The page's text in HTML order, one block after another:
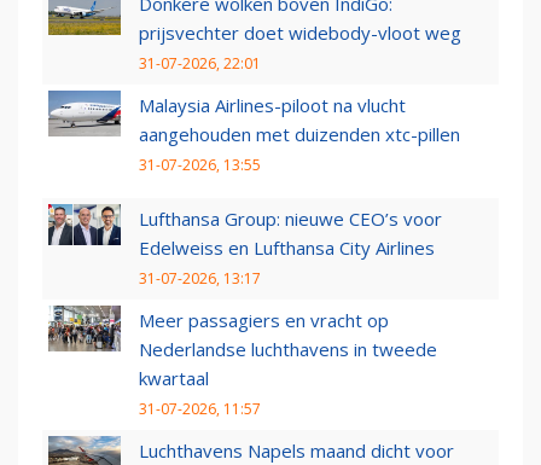
prijsvechter doet widebody-vloot weg
31-07-2026, 22:01
Malaysia Airlines-piloot na vlucht
aangehouden met duizenden xtc-pillen
31-07-2026, 13:55
Lufthansa Group: nieuwe CEO’s voor
Edelweiss en Lufthansa City Airlines
31-07-2026, 13:17
Meer passagiers en vracht op
Nederlandse luchthavens in tweede
kwartaal
31-07-2026, 11:57
Luchthavens Napels maand dicht voor